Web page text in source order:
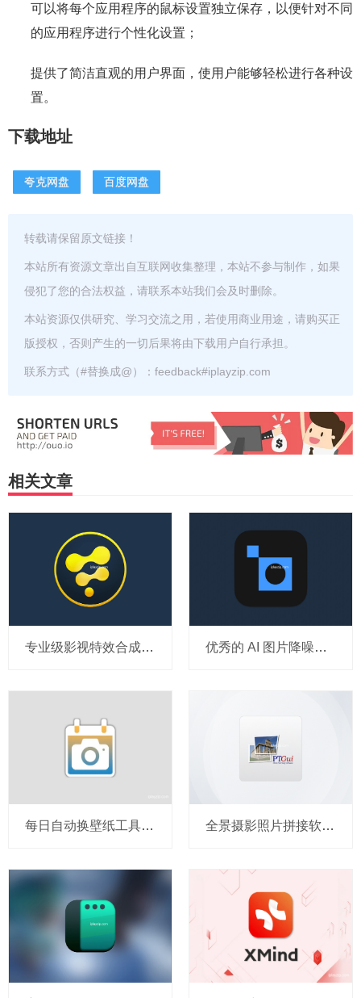
可以将每个应用程序的鼠标设置独立保存，以便针对不同
的应用程序进行个性化设置；
提供了简洁直观的用户界面，使用户能够轻松进行各种设
置。
下载地址
夸克网盘 百度网盘
转载请保留原文链接！
本站所有资源文章出自互联网收集整理，本站不参与制作，如果
侵犯了您的合法权益，请联系本站我们会及时删除。
本站资源仅供研究、学习交流之用，若使用商业用途，请购买正
版授权，否则产生的一切后果将由下载用户自行承担。
联系方式（#替换成@）：feedback#iplayzip.com
相关文章
专业级影视特效合成软件 DaVinci Fusion Studio 20 v20.1 破解版 优秀的 AI 图片降噪软件 Topaz Photo AI v1.6.0 MacOS 破解版
每日自动换壁纸工具 Daily Wallpaper v2.2.1 破解版 全景摄影照片拼接软件 PTGui Pro v10.0.11 MacOS 破解版